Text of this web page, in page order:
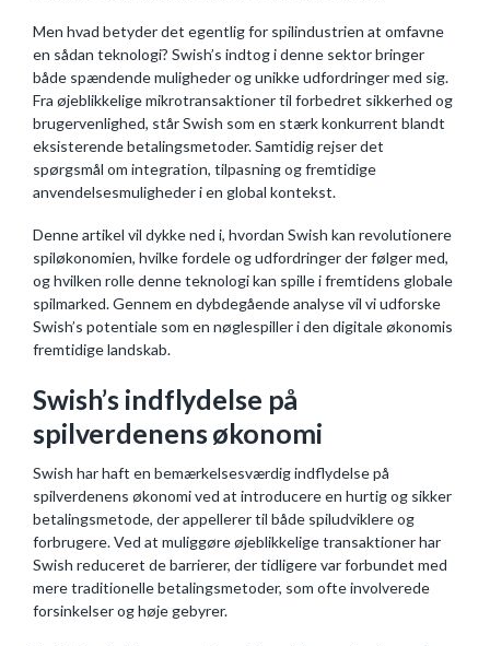
Men hvad betyder det egentlig for spilindustrien at omfavne
en sådan teknologi? Swish’s indtog i denne sektor bringer
både spændende muligheder og unikke udfordringer med sig.
Fra øjeblikkelige mikrotransaktioner til forbedret sikkerhed og
brugervenlighed, står Swish som en stærk konkurrent blandt
eksisterende betalingsmetoder. Samtidig rejser det
spørgsmål om integration, tilpasning og fremtidige
anvendelsesmuligheder i en global kontekst.
Denne artikel vil dykke ned i, hvordan Swish kan revolutionere
spiløkonomien, hvilke fordele og udfordringer der følger med,
og hvilken rolle denne teknologi kan spille i fremtidens globale
spilmarked. Gennem en dybdegående analyse vil vi udforske
Swish’s potentiale som en nøglespiller i den digitale økonomis
fremtidige landskab.
Swish’s indflydelse på
spilverdenens økonomi
Swish har haft en bemærkelsesværdig indflydelse på
spilverdenens økonomi ved at introducere en hurtig og sikker
betalingsmetode, der appellerer til både spiludviklere og
forbrugere. Ved at muliggøre øjeblikkelige transaktioner har
Swish reduceret de barrierer, der tidligere var forbundet med
mere traditionelle betalingsmetoder, som ofte involverede
forsinkelser og høje gebyrer.